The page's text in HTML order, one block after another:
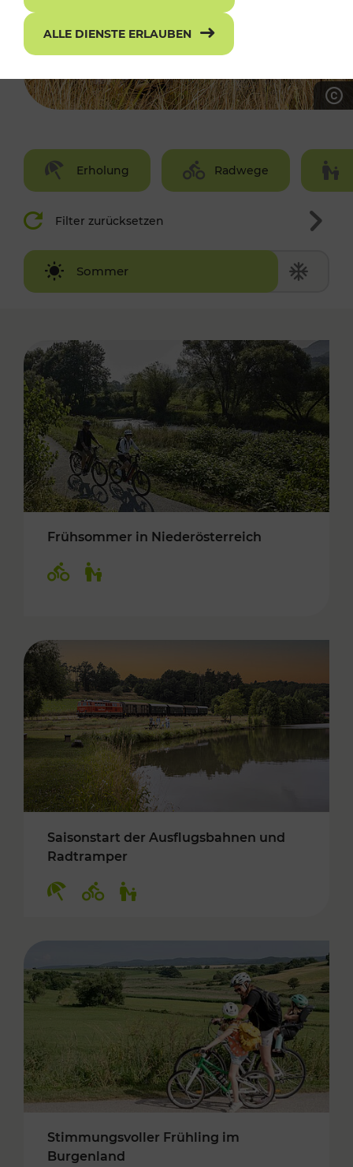
Erholung Radwege
Filter zurücksetzen
Sommer
Winter
Frühsommer in Niederösterreich
Saisonstart der Ausflugsbahnen und
Radtramper
Stimmungsvoller Frühling im
Burgenland
ALLE DIENSTE ERLAUBEN